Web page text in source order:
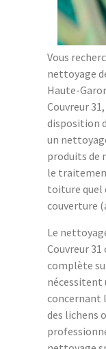
Vous
nettoyage
Haute-
Couvreur
disposition
un
produits de
le
toiture quel
couverture
Le
Couvreur
complète
concernant
des lichens